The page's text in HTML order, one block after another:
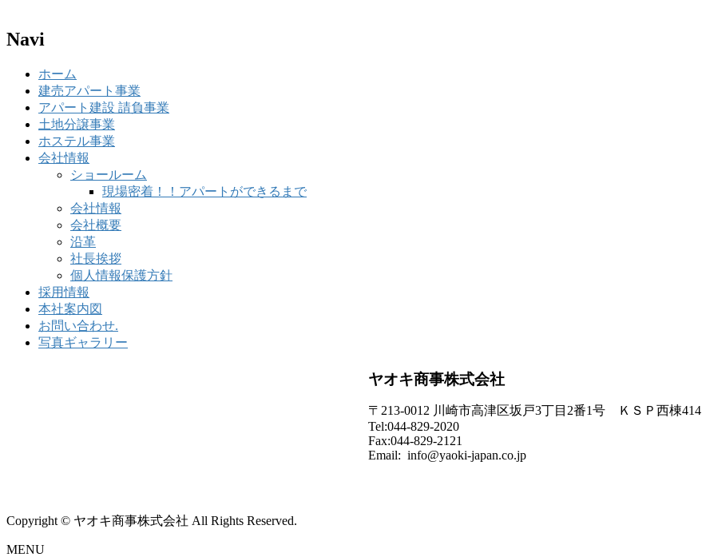
Navi
ホーム
建売アパート事業
アパート建設 請負事業
土地分譲事業
ホステル事業
会社情報
ショールーム
現場密着！！アパートができるまで
会社情報
会社概要
沿革
社長挨拶
個人情報保護方針
採用情報
本社案内図
お問い合わせ.
写真ギャラリー
ヤオキ商事株式会社
〒213-0012 川崎市高津区坂戸3丁目2番1号 ＫＳＰ西棟414
Tel:044-829-2020
Fax:044-829-2121
Email: info@yaoki-japan.co.jp
Copyright © ヤオキ商事株式会社 All Rights Reserved.
MENU